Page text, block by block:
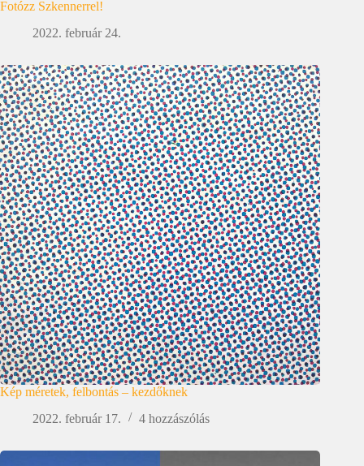
Fotózz Szkennerrel!
2022. február 24.
Kép méretek, felbontás – kezdőknek
2022. február 17.
4 hozzászólás